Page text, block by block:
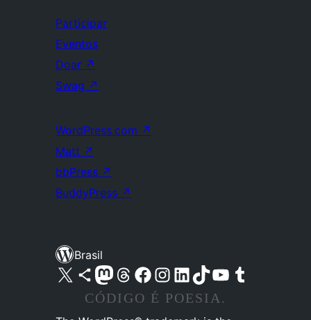
Participar
Eventos
Doar ↗
Swag ↗
WordPress.com ↗
Matt ↗
bbPress ↗
BuddyPress ↗
Brasil
Acessar nossa conta do X (antigo Twitter)
Acessar nossa conta do Bluesky
Acessar nossa conta do Mastodon
Acessar nossa conta do Threads
Acessar nossa página do Facebook
Acessar nossa conta do Instagram
Acessar nossa conta do LinkedIn
Acessar nossa conta do TikTok
Acessar nosso canal do YouTube
Acessar nossa conta no Tumblr
CÓDIGO É POESIA.